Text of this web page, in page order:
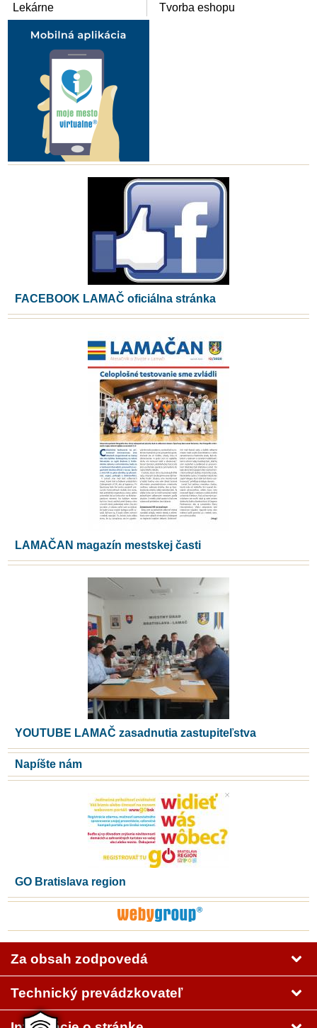
Lekárne
Tvorba eshopu
FACEBOOK LAMAČ oficiálna stránka
LAMAČAN magazín mestskej časti
YOUTUBE LAMAČ zasadnutia zastupiteľstva
Napíšte nám
GO Bratislava region
Za obsah zodpovedá
Technický prevádzkovateľ